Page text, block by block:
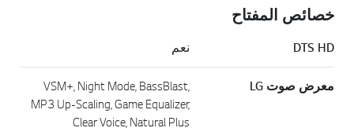
خصائص المفتاح
DTS HD نعم
معرض صوت LG
VSM+, Night Mode, BassBlast,
MP3 Up-Scaling, Game Equalizer,
Clear Voice, Natural Plus